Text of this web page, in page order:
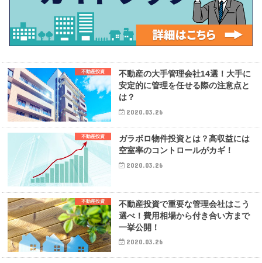
不動産投資
不動産の大手管理会社14選！大手に
安定的に管理を任せる際の注意点と
は？
2020.03.26
不動産投資
ガラボロ物件投資とは？高収益には
空室率のコントロールがカギ！
2020.03.26
不動産投資
不動産投資で重要な管理会社はこう
選べ！費用相場から付き合い方まで
一挙公開！
2020.03.26